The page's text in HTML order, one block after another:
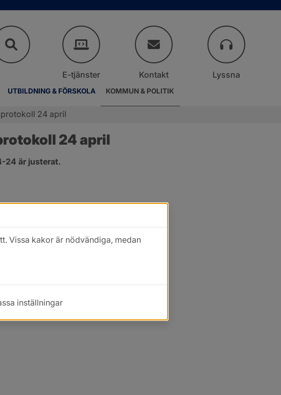
UTBILDNING & FÖRSKOLA KOMMUN & POLITIK
E-tjänster Kontakt Lyssna
24 april
24 april
24 är justerat.
nytt fönster.
Vissa kakor är nödvändiga, medan
inställningar